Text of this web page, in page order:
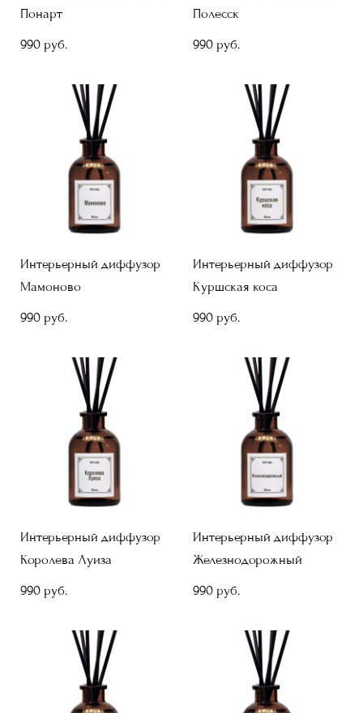
Понарт
990 pуб.
Полесск
990 pуб.
Интерьерный диффузор
Мамоново
990 pуб.
Интерьерный диффузор
Куршская коса
990 pуб.
Интерьерный диффузор
Королева Луиза
990 pуб.
Интерьерный диффузор
Железнодорожный
990 pуб.